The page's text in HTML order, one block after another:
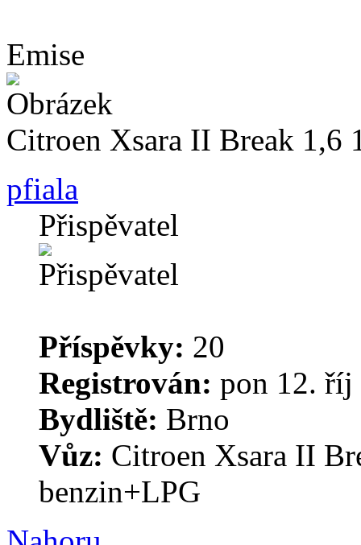
Emise
Citroen Xsara II Break 1,6
pfiala
Přispěvatel
Příspěvky: 20
Registrován: pon 12. říj
Bydliště: Brno
Vůz: Citroen Xsara II
benzin+LPG